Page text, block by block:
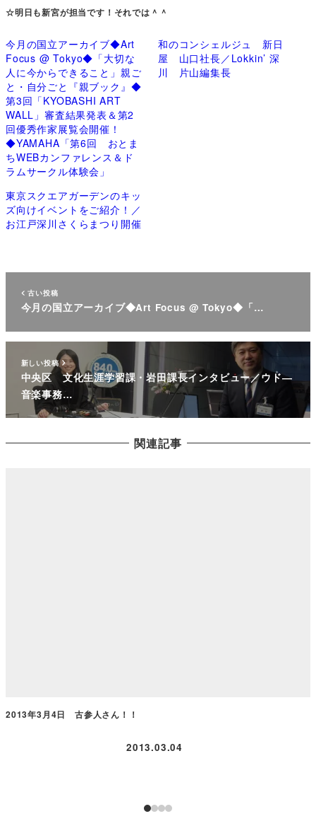
☆明日も新宮が担当です！それでは＾＾
今月の国立アーカイブ◆Art
Focus @ Tokyo◆「大切な
人に今からできること」親ご
と・自分ごと『親ブック』◆
第3回「KYOBASHI ART
WALL」審査結果発表＆第2
回優秀作家展覧会開催！
◆YAMAHA「第6回 おとま
ちWEBカンファレンス＆ド
ラムサークル体験会」
和のコンシェルジュ 新日
屋 山口社長／Lokkin’ 深
川 片山編集長
東京スクエアガーデンのキッ
ズ向けイベントをご紹介！／
お江戸深川さくらまつり開催
古い投稿
今月の国立アーカイブ◆Art Focus @ Tokyo◆「…
新しい投稿
中央区 文化生涯学習課・岩田課長インタビュー／ウド―
音楽事務…
関連記事
2013年3月4日 古参人さん！！
2013.03.04